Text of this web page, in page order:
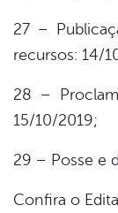
27 –
recursos: 14/
28 –
15/10/2019;
29 – Posse e
Confira o